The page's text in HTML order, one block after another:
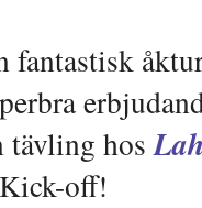
fantastisk
tävling hos
off!